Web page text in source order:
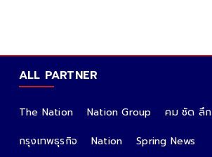
ALL PARTNER
The Nation Nation Group
คม ชัด ลึก
กรุงเทพธุรกิจ
Nation
Spring News